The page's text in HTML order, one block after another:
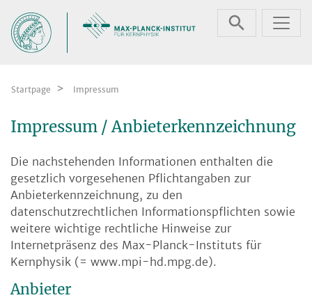
Startpage Impressum
Impressum / Anbieterkennzeichnung
Die nachstehenden Informationen enthalten die
gesetzlich vorgesehenen Pflichtangaben zur
Anbieterkennzeichnung, zu den
datenschutzrechtlichen Informationspflichten sowie
weitere wichtige rechtliche Hinweise zur
Internetpräsenz des Max-Planck-Instituts für
Kernphysik (= www.mpi-hd.mpg.de).
Anbieter